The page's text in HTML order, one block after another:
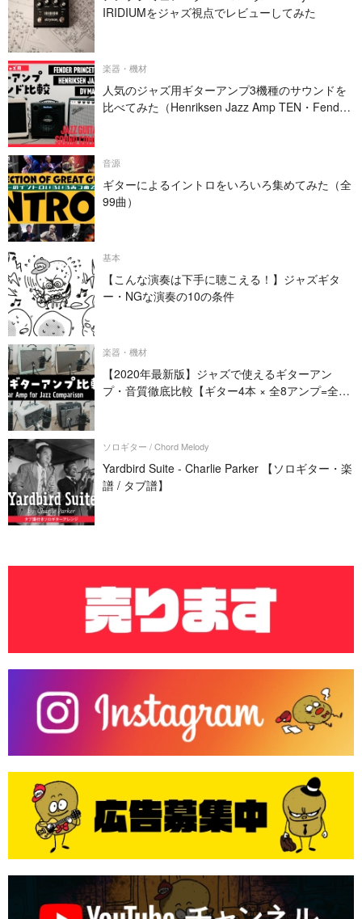
IRIDIUMをジャズ視点でレビューしてみた
楽器・機材
人気のジャズ用ギターアンプ3機種のサウンドを
比べてみた（Henriksen Jazz Amp TEN・Fender
音源
ギターによるイントロをいろいろ集めてみた（全
99曲）
基本
【こんな演奏は下手に聴こえる！】ジャズギタ
ー・NGな演奏の10の条件
楽器・機材
【2020年最新版】ジャズで使えるギターアン
プ・音質徹底比較【ギター4本 × 全8アンプ=全32
ソロギター / Chord Melody
Yardbird Suite - Charlie Parker 【ソロギター・楽
譜 / タブ譜】